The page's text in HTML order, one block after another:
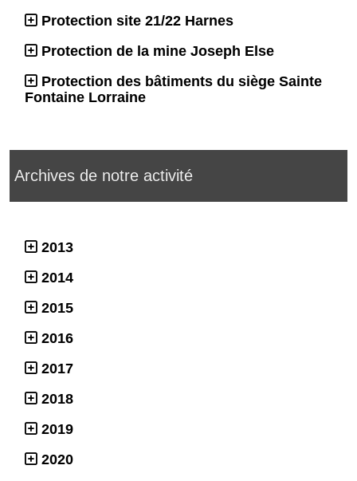
Protection site 21/22 Harnes
Protection de la mine Joseph Else
Protection des bâtiments du siège Sainte
Fontaine Lorraine
Archives de notre activité
2013
2014
2015
2016
2017
2018
2019
2020